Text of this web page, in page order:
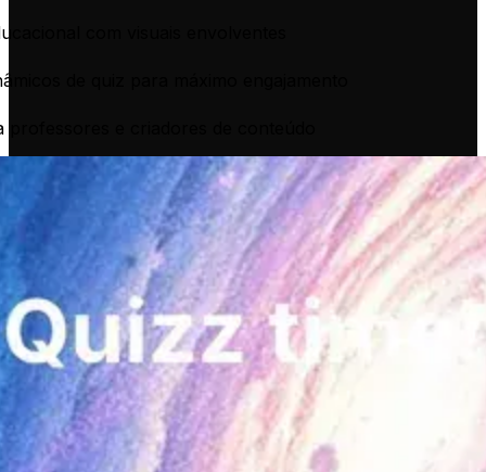
com visuais envolventes
de quiz para máximo engajamento
professores e criadores de conteúdo